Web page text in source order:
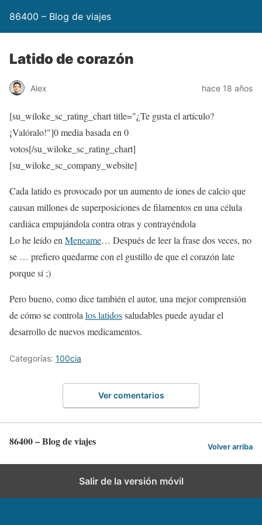
86400 – Blog de viajes
Latido de corazón
Alex hace 18 años
[su_wiloke_sc_rating_chart title="¿Te gusta el artículo?
¡Valóralo!"]0media basada en 0
votos[/su_wiloke_sc_rating_chart]
[su_wiloke_sc_company_website]
Cada latido es provocado por un aumento de iones de calcio que
causan millones de superposiciones de filamentos en una célula
cardiáca empujándola contra otras y contrayéndola
Lo he leído en Meneame… Después de leer la frase dos veces, no
se … prefiero quedarme con el gustillo de que el corazón late
porque sí ;)
Pero bueno, como dice también el autor, una mejor comprensión
de cómo se controla los latidossaludables puede ayudar el
desarrollo de nuevos medicamentos.
Categorías: 100cia
Ver comentarios
86400 – Blog de viajes Volver arriba
Salir de la versión móvil